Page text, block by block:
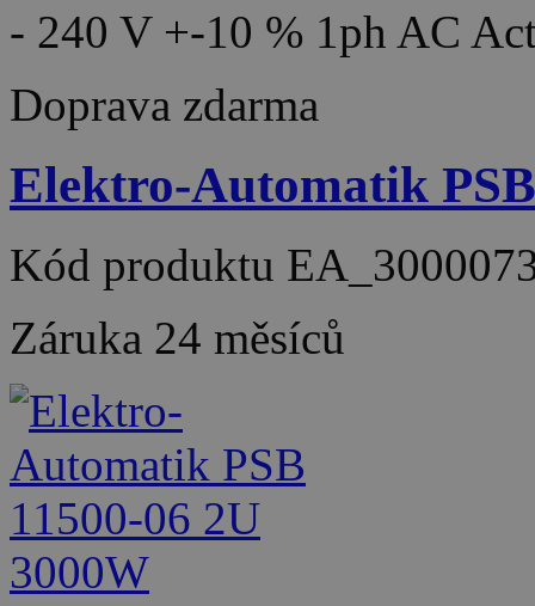
- 240 V +-10 % 1ph AC
Doprava zdarma
Elektro-Automatik
Kód produktu
Záruka 24 měsíců